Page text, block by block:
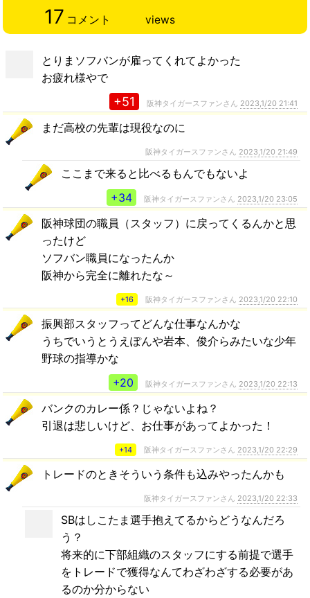
17 コメント views
とりまソフバンが雇ってくれてよかった
お疲れ様やで
+51 阪神タイガースファンさん 2023,1/20 21:41
まだ高校の先輩は現役なのに
阪神タイガースファンさん 2023,1/20 21:49
ここまで来ると比べるもんでもないよ
+34
阪神タイガースファンさん 2023,1/20 23:05
阪神球団の職員（スタッフ）に戻ってくるんかと思
ったけど
ソフバン職員になったんか
阪神から完全に離れたな～
+16 阪神タイガースファンさん 2023,1/20 22:10
振興部スタッフってどんな仕事なんかな
うちでいうとうえぽんや岩本、俊介らみたいな少年
野球の指導かな
+20
阪神タイガースファンさん 2023,1/20 22:13
バンクのカレー係？じゃないよね？
引退は悲しいけど、お仕事があってよかった！
+14 阪神タイガースファンさん 2023,1/20 22:29
トレードのときそういう条件も込みやったんかも
阪神タイガースファンさん 2023,1/20 22:33
SBはしこたま選手抱えてるからどうなんだろ
う？
将来的に下部組織のスタッフにする前提で選手
をトレードで獲得なんてわざわざする必要があ
るのか分からない